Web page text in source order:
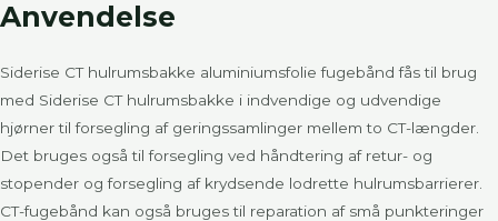
Anvendelse
Siderise CT hulrumsbakke aluminiumsfolie fugebånd fås til brug
med Siderise CT hulrumsbakke i indvendige og udvendige
hjørner til forsegling af geringssamlinger mellem to CT-længder.
Det bruges også til forsegling ved håndtering af retur- og
stopender og forsegling af krydsende lodrette hulrumsbarrierer.
CT-fugebånd kan også bruges til reparation af små punkteringer